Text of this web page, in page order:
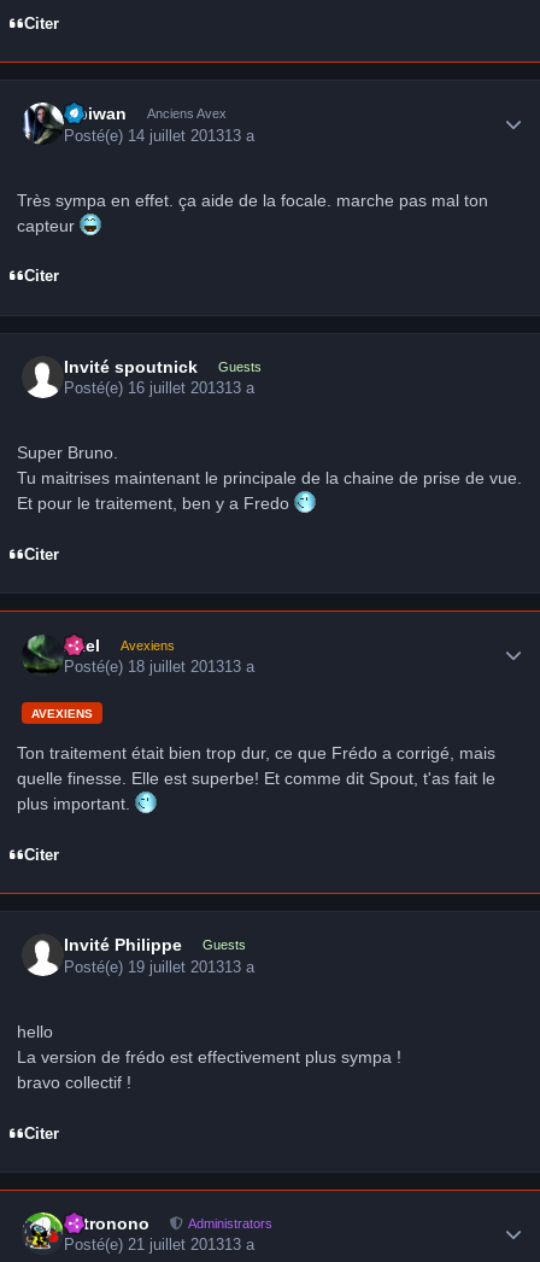
Citer
Obiwan Anciens Avex
Posté(e) 14 juillet 201313 a
Très sympa en effet. ça aide de la focale. marche pas mal ton
capteur
Citer
Invité spoutnick Guests
Posté(e) 16 juillet 201313 a
Super Bruno.
Tu maitrises maintenant le principale de la chaine de prise de vue.
Et pour le traitement, ben y a Fredo
Citer
Axel Avexiens
Posté(e) 18 juillet 201313 a
AVEXIENS
Ton traitement était bien trop dur, ce que Frédo a corrigé, mais
quelle finesse. Elle est superbe! Et comme dit Spout, t'as fait le
plus important.
Citer
Invité Philippe Guests
Posté(e) 19 juillet 201313 a
hello
La version de frédo est effectivement plus sympa !
bravo collectif !
Citer
astronono Administrators
Posté(e)21 juillet 201313 a